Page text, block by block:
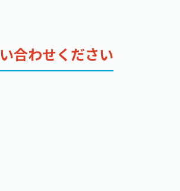
合わせください